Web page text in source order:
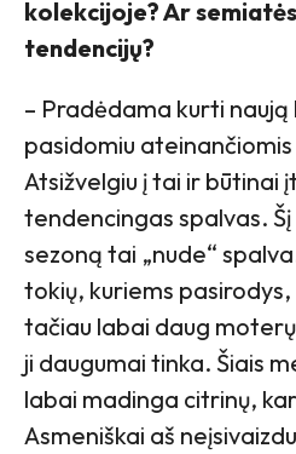
kolekcijoje? Ar
tendencijų?
– Pradėdama kurti naują
pasidomiu
Atsižvelgiu į tai ir būtinai
tendencingas spalvas.
sezoną tai „nude“
tokių, kuriems
tačiau labai daug
ji daugumai tinka. Šiais
labai madinga citrinų,
Asmeniškai aš